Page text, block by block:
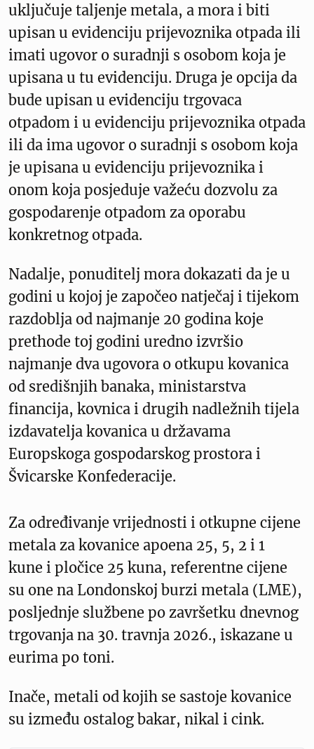
uključuje taljenje metala, a mora i biti
upisan u evidenciju prijevoznika otpada ili
imati ugovor o suradnji s osobom koja je
upisana u tu evidenciju. Druga je opcija da
bude upisan u evidenciju trgovaca
otpadom i u evidenciju prijevoznika otpada
ili da ima ugovor o suradnji s osobom koja
je upisana u evidenciju prijevoznika i
onom koja posjeduje važeću dozvolu za
gospodarenje otpadom za oporabu
konkretnog otpada.
Nadalje, ponuditelj mora dokazati da je u
godini u kojoj je započeo natječaj i tijekom
razdoblja od najmanje 20 godina koje
prethode toj godini uredno izvršio
najmanje dva ugovora o otkupu kovanica
od središnjih banaka, ministarstva
financija, kovnica i drugih nadležnih tijela
izdavatelja kovanica u državama
Europskoga gospodarskog prostora i
Švicarske Konfederacije.
Za određivanje vrijednosti i otkupne cijene
metala za kovanice apoena 25, 5, 2 i 1
kune i pločice 25 kuna, referentne cijene
su one na Londonskoj burzi metala (LME),
posljednje službene po završetku dnevnog
trgovanja na 30. travnja 2026., iskazane u
eurima po toni.
Inače, metali od kojih se sastoje kovanice
su između ostalog bakar, nikal i cink.